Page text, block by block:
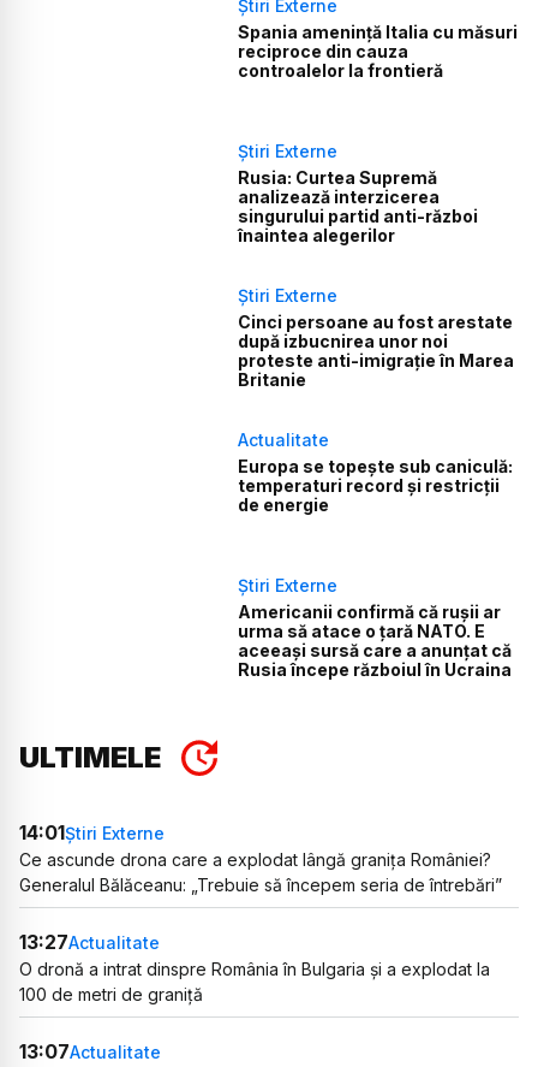
Știri Externe
Spania amenință Italia cu măsuri
reciproce din cauza
controalelor la frontieră
Știri Externe
Rusia: Curtea Supremă
analizează interzicerea
singurului partid anti-război
înaintea alegerilor
Știri Externe
Cinci persoane au fost arestate
după izbucnirea unor noi
proteste anti-imigrație în Marea
Britanie
Actualitate
Europa se topește sub caniculă:
temperaturi record și restricții
de energie
Știri Externe
Americanii confirmă că rușii ar
urma să atace o țară NATO. E
aceeași sursă care a anunțat că
Rusia începe războiul în Ucraina
ULTIMELE
14:01Știri Externe
Ce ascunde drona care a explodat lângă granița României?
Generalul Bălăceanu: „Trebuie să începem seria de întrebări”
13:27Actualitate
O dronă a intrat dinspre România în Bulgaria și a explodat la
100 de metri de graniță
13:07Actualitate